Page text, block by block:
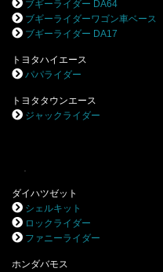
ブギーライダー DA64
ブギーライダーワゴン車ベース
ブギーライダー DA17
トヨタハイエース
パパライダー
トヨタタウンエース
ジャックライダー
ダイハツゼット
シェルキット
ロックライダー
ファニーライダー
ホンダバモス